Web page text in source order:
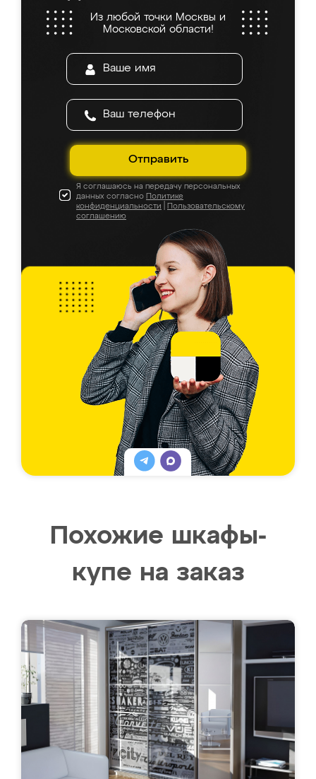
Из любой точки Москвы и
Московской области!
Отправить
Я соглашаюсь на передачу персональных
данных согласно Политике
конфиденциальности
Пользовательскому
соглашению
Похожие шкафы-
купе на заказ